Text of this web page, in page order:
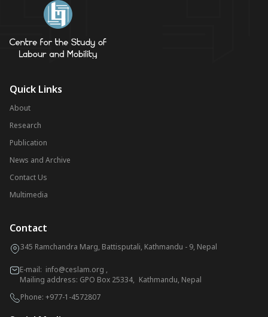
Quick Links
About
Research
Publication
News and Archive
Contact Us
Multimedia
Contact
345 Ramchandra Marg, Battisputali, Kathmandu - 9, Nepal
E-mail: info@ceslam.org ,
Mailing address: GPO Box 25334, Kathmandu, Nepal
Phone: +977-1-4572807